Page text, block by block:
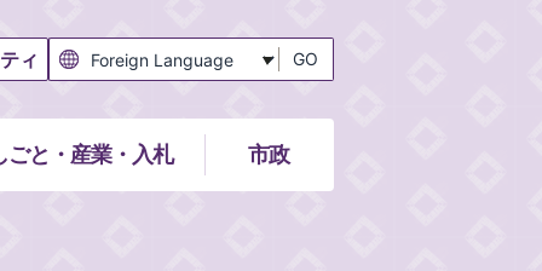
ィ GO
ごと・産業・入札 市政